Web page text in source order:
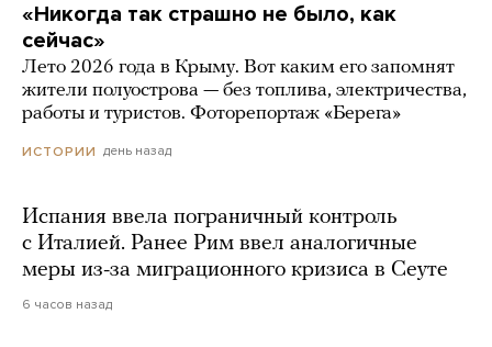
«Никогда так страшно не было, как
сейчас»
Лето 2026 года в Крыму. Вот каким его запомнят
жители полуострова — без топлива, электричества,
работы и туристов. Фоторепортаж «Берега»
ИСТОРИИ день назад
Испания ввела пограничный контроль
с Италией. Ранее Рим ввел аналогичные
меры из-за миграционного кризиса в Сеуте
6 часов назад